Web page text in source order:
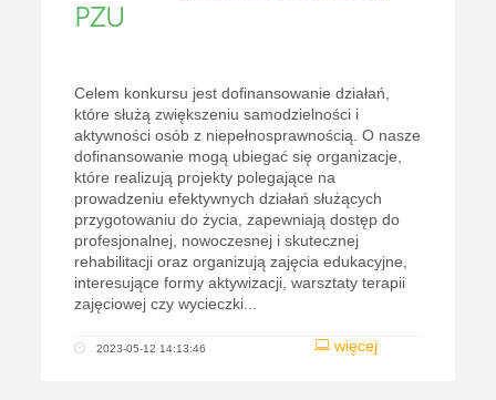
PZU
Celem konkursu jest dofinansowanie działań,
które służą zwiększeniu samodzielności i
aktywności osób z niepełnosprawnością. O nasze
dofinansowanie mogą ubiegać się organizacje,
które realizują projekty polegające na
prowadzeniu efektywnych działań służących
przygotowaniu do życia, zapewniają dostęp do
profesjonalnej, nowoczesnej i skutecznej
rehabilitacji oraz organizują zajęcia edukacyjne,
interesujące formy aktywizacji, warsztaty terapii
zajęciowej czy wycieczki...
więcej
2023-05-12 14:13:46